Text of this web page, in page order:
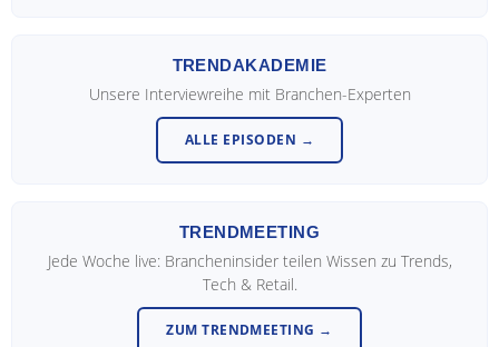
TRENDAKADEMIE
Unsere Interviewreihe mit Branchen-Experten
ALLE EPISODEN →
TRENDMEETING
Jede Woche live: Brancheninsider teilen Wissen zu Trends,
Tech & Retail.
ZUM TRENDMEETING →